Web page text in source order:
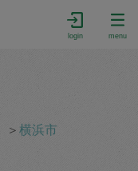
login menu
＞横浜市